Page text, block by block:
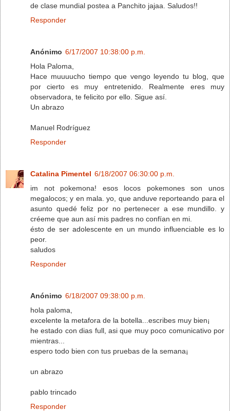
de clase mundial postea a Panchito jajaa. Saludos!!
Responder
Anónimo 6/17/2007 10:38:00 p.m.
Hola Paloma,
Hace muuuucho tiempo que vengo leyendo tu blog, que
por cierto es muy entretenido. Realmente eres muy
observadora, te felicito por ello. Sigue así.
Un abrazo
Manuel Rodríguez
Responder
Catalina Pimentel 6/18/2007 06:30:00 p.m.
im not pokemona! esos locos pokemones son unos
megalocos; y en mala. yo, que anduve reporteando para el
asunto quedé feliz por no pertenecer a ese mundillo. y
créeme que aun así mis padres no confían en mi.
ésto de ser adolescente en un mundo influenciable es lo
peor.
saludos
Responder
Anónimo 6/18/2007 09:38:00 p.m.
hola paloma,
excelente la metafora de la botella...escribes muy bien¡
he estado con dias full, asi que muy poco comunicativo por
mientras...
espero todo bien con tus pruebas de la semana¡
un abrazo
pablo trincado
Responder